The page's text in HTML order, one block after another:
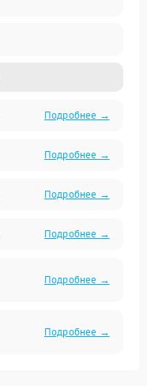
Подробнее →
Подробнее →
Подробнее →
Подробнее →
Подробнее →
Подробнее →